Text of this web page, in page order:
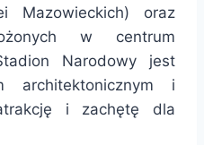
Mazowieckich) oraz
w centrum
Narodowy jest
architektonicznym i
i zachętę dla